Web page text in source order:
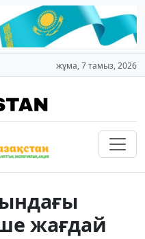
жұма, 7 тамыз, 2026
жағдай